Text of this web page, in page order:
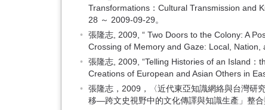
Transformations：Cultural Transmission and
28 ～ 2009-09-29。
張隆志, 2009, “ Two Doors to the Colony: A
Crossing of Memory and Gaze: Local, Nation,
張隆志, 2009, “Telling Histories of an Island
Creations of European and Asian Others in
張隆志，2009，〈近代東亞知識網絡與台灣研
移—跨文史視野中的文化傳譯與知識生產」整